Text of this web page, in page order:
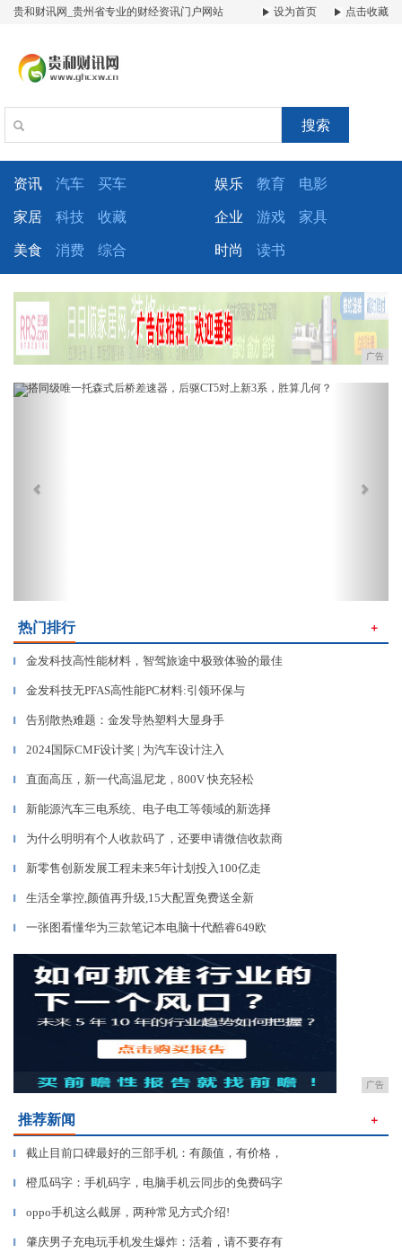
贵和财讯网_贵州省专业的财经资讯门户网站 设为首页 点击收藏
搜索
资讯 汽车 买车 娱乐 教育 电影
家居 科技 收藏 企业 游戏 家具
美食 消费 综合 时尚 读书
广告
Previous
热门排行 ＋
▎ 金发科技高性能材料，智驾旅途中极致体验的最佳
▎ 金发科技无PFAS高性能PC材料:引领环保与
▎ 告别散热难题：金发导热塑料大显身手
▎ 2024国际CMF设计奖 | 为汽车设计注入
▎ 直面高压，新一代高温尼龙，800V 快充轻松
▎ 新能源汽车三电系统、电子电工等领域的新选择
▎ 为什么明明有个人收款码了，还要申请微信收款商
▎ 新零售创新发展工程未来5年计划投入100亿走
▎ 生活全掌控,颜值再升级,15大配置免费送全新
▎ 一张图看懂华为三款笔记本电脑十代酷睿649欧
广告
推荐新闻 ＋
▎ 截止目前口碑最好的三部手机：有颜值，有价格，
▎ 橙瓜码字：手机码字，电脑手机云同步的免费码字
▎ oppo手机这么截屏，两种常见方式介绍!
▎ 肇庆男子充电玩手机发生爆炸：活着，请不要存有